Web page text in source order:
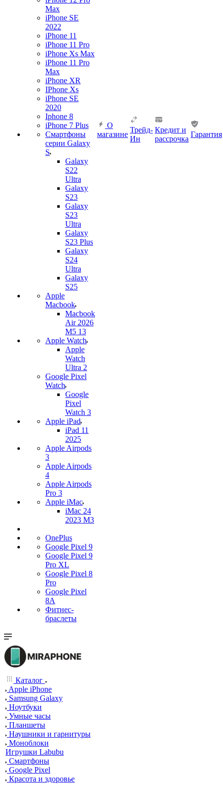
Max
iPhone SE
2022
iPhone 11
iPhone 11 Pro
iPhone Xs Max
iPhone 11 Pro
Max
iPhone XR
IPhone Xs
iPhone SE
2020
Iphone 8
iPhone 7 Plus
Смартфоны
серии Galaxy
S
Galaxy
S22
Ultra
Galaxy
S23
Galaxy
S23
Ultra
Galaxy
S23 Plus
Galaxy
S24
Ultra
Galaxy
S25
Apple
Macbook
Macbook
Air 2026
M5 13
Apple Watch
Apple
Watch
Ultra 2
Google Pixel
Watch
Google
Pixel
Watch 3
Apple iPad
iPad 11
2025
Apple Airpods
3
Apple Airpods
4
Apple Airpods
Pro 3
Apple iMac
iMac 24
2023 M3
OnePlus
Google Pixel 9
Google Pixel 9
Pro XL
Google Pixel 8
Pro
Google Pixel
8A
Фитнес-
браслеты
О
магазине
Трейд-
Ин
Кредит и
рассрочка
Гарантия
Каталог
Apple iPhone
Samsung Galaxy
Ноутбуки
Умные часы
Планшеты
Наушники и гарнитуры
Моноблоки
Игрушки Labubu
Смартфоны
Google Pixel
Красота и здоровье